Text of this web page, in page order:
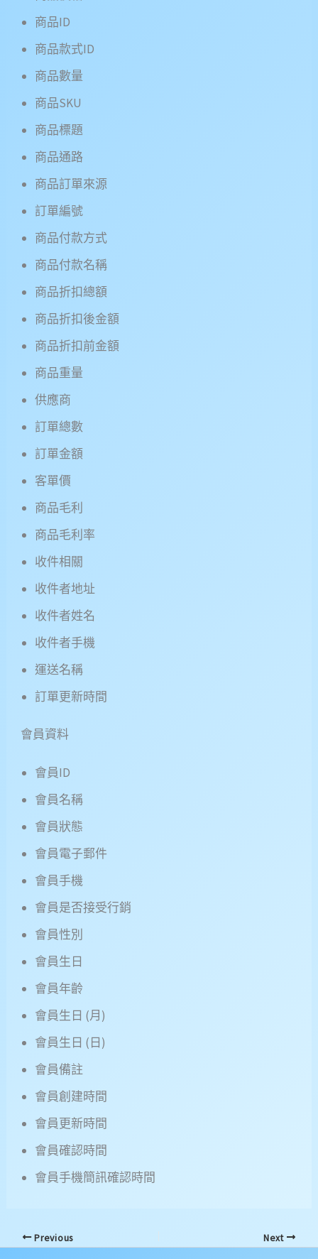
商品ID
商品款式ID
商品數量
商品SKU
商品標題
商品通路
商品訂單來源
訂單編號
商品付款方式
商品付款名稱
商品折扣總額
商品折扣後金額
商品折扣前金額
商品重量
供應商
訂單總數
訂單金額
客單價
商品毛利
商品毛利率
收件相關
收件者地址
收件者姓名
收件者手機
運送名稱
訂單更新時間
會員資料
會員ID
會員名稱
會員狀態
會員電子郵件
會員手機
會員是否接受行銷
會員性別
會員生日
會員年齡
會員生日 (月)
會員生日 (日)
會員備註
會員創建時間
會員更新時間
會員確認時間
會員手機簡訊確認時間
Previous Next